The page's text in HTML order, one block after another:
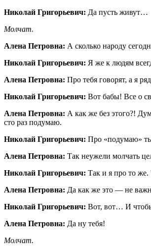
Николай Григорьевич: Да пусть живут…
Молчат.
Алена Петровна: А сколько народу
Николай Григорьевич: Я же к людям
Алена Петровна: Про тебя говорят, а я
Николай Григорьевич: Вот бабы! Все о
Алена Петровна: А как же без этого?!
сто раз подумаю.
Николай Григорьевич: Про «подумаю» ты
Алена Петровна: Так неужели молчать
Николай Григорьевич: Так и я про то же.
Алена Петровна: Да как же это — не
Николай Григорьевич: Вот, вот… И чтобы
Алена Петровна: Да ну тебя!
Молчат.